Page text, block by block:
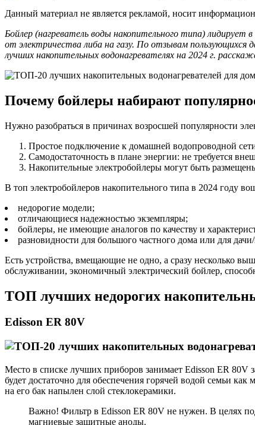
Данный материал не является рекламой, носит
Бойлер (нагреватель воды накопительного типа) лидирует
от электричества либа на газу. По отзывам
лучших накопительных водонагревателях на 2024 г.
Почему бойлеры набирают
Нужно разобраться в причинах возросшей популярности
Простое подключение к домашней водопроводной
Самодостаточность в плане энергии: не требуется
Накопительные электробойлеры могут быть
В топ электробойлеров накопительного типа в 2024 году
недорогие модели;
отличающиеся надежностью экземпляры;
бойлеры, не имеющие аналогов по качеству и
разновидности для большого частного дома или для
Есть устройства, вмещающие не одно, а сразу несколько
обслуживании, экономичный электрический бойлер,
ТОП лучших недорогих
Edisson ER 80V
Место в списке лучших приборов занимает Edisson ER
будет достаточно для обеспечения горячей водой семьи
на его бак напылен слой стеклокерамики.
Важно! Фильтр в Edisson ER 80V не нужен. В целях
магниевые защитные аноды.